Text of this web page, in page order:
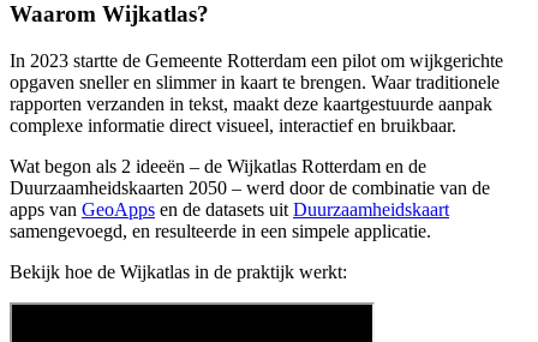
Waarom Wijkatlas?
In 2023 startte de Gemeente Rotterdam een pilot om wijkgerichte
opgaven sneller en slimmer in kaart te brengen. Waar traditionele
rapporten verzanden in tekst, maakt deze kaartgestuurde aanpak
complexe informatie direct visueel, interactief en bruikbaar.
Wat begon als 2 ideeën – de Wijkatlas Rotterdam en de
Duurzaamheidskaarten 2050 – werd door de combinatie van de
apps van GeoApps en de datasets uit Duurzaamheidskaart
samengevoegd, en resulteerde in een simpele applicatie.
Bekijk hoe de Wijkatlas in de praktijk werkt: